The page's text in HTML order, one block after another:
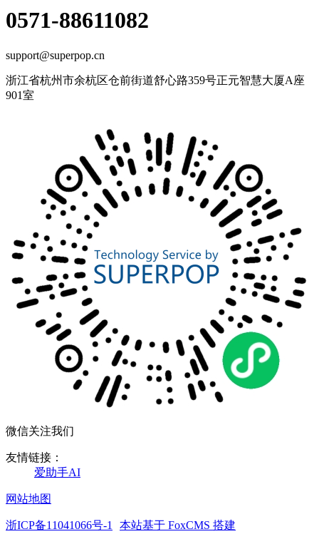
0571-88611082
support@superpop.cn
浙江省杭州市余杭区仓前街道舒心路359号正元智慧大厦A座
901室
微信关注我们
友情链接：
爱助手AI
网站地图
浙ICP备11041066号-1 本站基于 FoxCMS 搭建